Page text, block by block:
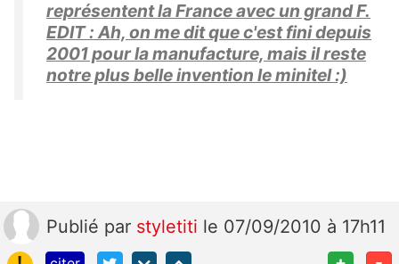
représentent la France avec un grand F.
EDIT : Ah, on me dit que c'est fini depuis
2001 pour la manufacture, mais il reste
notre plus belle invention le minitel :)
Publié par styletiti le 07/09/2010 à 17h11